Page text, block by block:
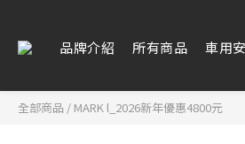
品牌介紹 所有商品 車用
全部商品 / MARK l_2026新年優惠4800元